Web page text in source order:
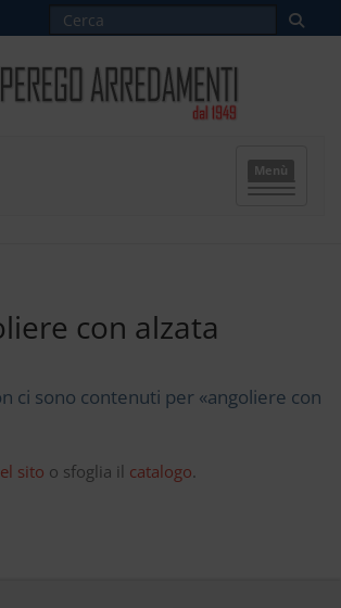
Menù
con alzata
ci sono contenuti per «angoliere con
sito o sfoglia il catalogo.